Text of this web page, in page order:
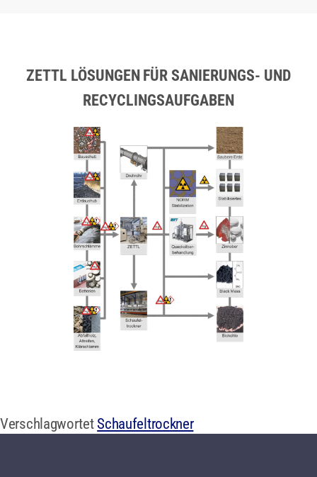
ZETTL LÖSUNGEN FÜR SANIERUNGS- UND
RECYCLINGSAUFGABEN
Verschlagwortet Schaufeltrockner